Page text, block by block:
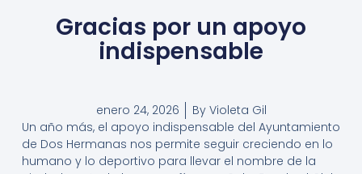
Gracias por un apoyo
indispensable
enero 24, 2026 ByVioleta Gil
Un año más, el apoyo indispensable del Ayuntamiento
de Dos Hermanas nos permite seguir creciendo en lo
humano y lo deportivo para llevar el nombre de la